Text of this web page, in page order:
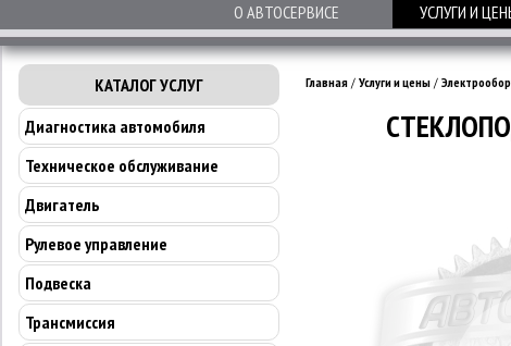
О АВТОСЕРВИСЕ УСЛУГИ И
КАТАЛОГ УСЛУГ
Диагностика автомобиля
Техническое обслуживание
Двигатель
Рулевое управление
Подвеска
Трансмиссия
Главная / Услуги и цены /